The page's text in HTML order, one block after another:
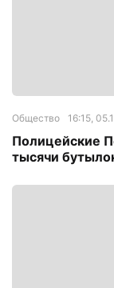
Общество 16:15,
Полицейские
тысячи